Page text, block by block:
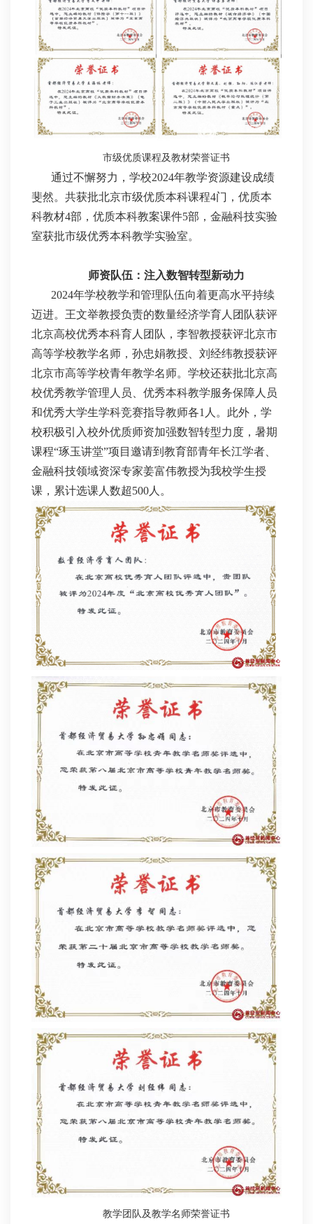
市级优质课程及教材荣誉证书
通过不懈努力，学校2024年教学资源建设成绩
斐然。共获批北京市级优质本科课程4门，优质本
科教材4部，优质本科教案课件5部，金融科技实验
室获批市级优秀本科教学实验室。
师资队伍：注入数智转型新动力
2024年学校教学和管理队伍向着更高水平持续
迈进。王文举教授负责的数量经济学育人团队获评
北京高校优秀本科育人团队，李智教授获评北京市
高等学校教学名师，孙忠娟教授、刘经纬教授获评
北京市高等学校青年教学名师。学校还获批北京高
校优秀教学管理人员、优秀本科教学服务保障人员
和优秀大学生学科竞赛指导教师各1人。此外，学
校积极引入校外优质师资加强数智转型力度，暑期
课程“琢玉讲堂”项目邀请到教育部青年长江学者、
金融科技领域资深专家姜富伟教授为我校学生授
课，累计选课人数超500人。
教学团队及教学名师荣誉证书